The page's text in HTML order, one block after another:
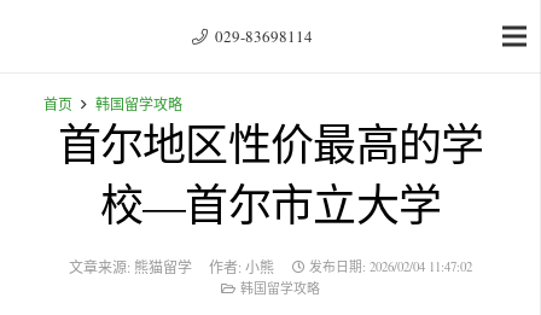
029-83698114
首页 韩国留学攻略
首尔地区性价最高的学
校—首尔市立大学
文章来源: 熊猫留学 作者:小熊 发布日期: 2026/02/04 11:47:02
韩国留学攻略